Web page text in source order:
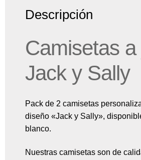
Descripción
Camisetas
Jack y Sally
Pack de 2 camisetas
diseño «Jack y Sally»,
blanco.
Nuestras camisetas son de